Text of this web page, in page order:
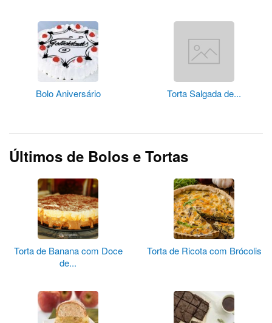
Bolo Aniversário Torta Salgada de...
Últimos de Bolos e Tortas
Torta de Banana com Doce
de...
Torta de Ricota com Brócolis